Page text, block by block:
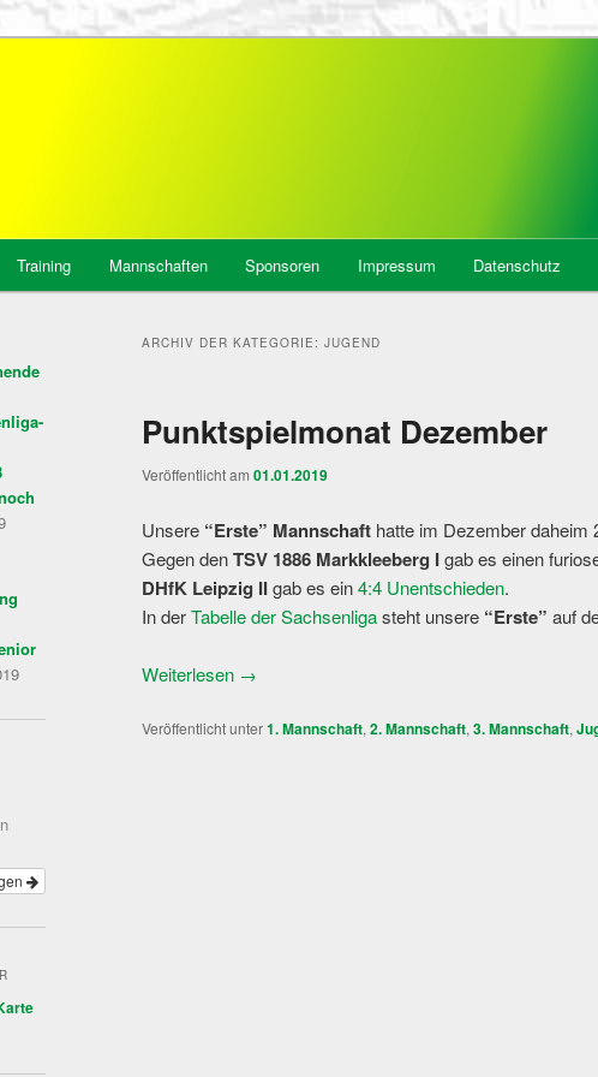
Abt. Badminton
Training Mannschaften Sponsoren Impressum Datenschutz
ARCHIV DER KATEGORIE: JUGEND
Punktspielmonat Dezember
Veröffentlicht am 01.01.2019
Unsere “Erste” Mannschaft hatte im Dezember daheim
Gegen denTSV 1886 Markkleeberg Igab es einen
DHfK Leipzig IIgab es ein4:4 Unentschieden.
In derTabelle der Sachsenligasteht unsere “Erste” auf
Weiterlesen →
Veröffentlicht unter1. Mannschaft, 2. Mannschaft, 3. Mannschaft,